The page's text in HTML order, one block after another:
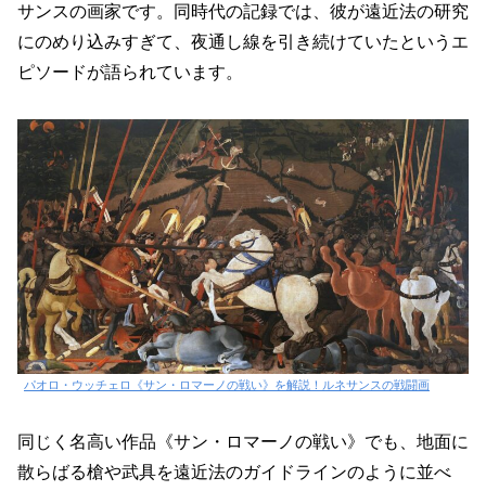
サンスの画家です。同時代の記録では、彼が遠近法の研究
にのめり込みすぎて、夜通し線を引き続けていたというエ
ピソードが語られています。
パオロ・ウッチェロ《サン・ロマーノの戦い》を解説！ルネサンスの戦闘画
同じく名高い作品《サン・ロマーノの戦い》でも、地面に
散らばる槍や武具を遠近法のガイドラインのように並べ